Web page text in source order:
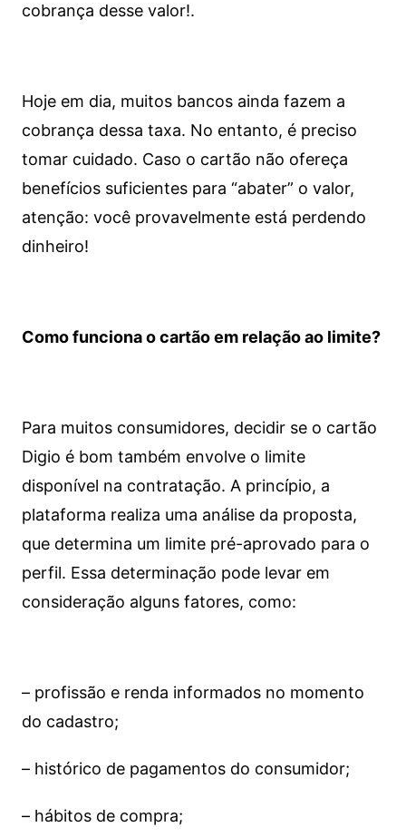
cobrança desse valor!.
Hoje em dia, muitos bancos ainda fazem a
cobrança dessa taxa. No entanto, é preciso
tomar cuidado. Caso o cartão não ofereça
benefícios suficientes para “abater” o valor,
atenção: você provavelmente está perdendo
dinheiro!
Como funciona o cartão em relação ao limite?
Para muitos consumidores, decidir se o cartão
Digio é bom também envolve o limite
disponível na contratação. A princípio, a
plataforma realiza uma análise da proposta,
que determina um limite pré-aprovado para o
perfil. Essa determinação pode levar em
consideração alguns fatores, como:
– profissão e renda informados no momento
do cadastro;
– histórico de pagamentos do consumidor;
– hábitos de compra;